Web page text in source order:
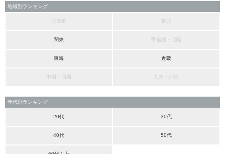
地域別ランキング
北海道 東北
関東 甲信越・北陸
東海 近畿
中国・四国 九州・沖縄
年代別ランキング
20代 30代
40代 50代